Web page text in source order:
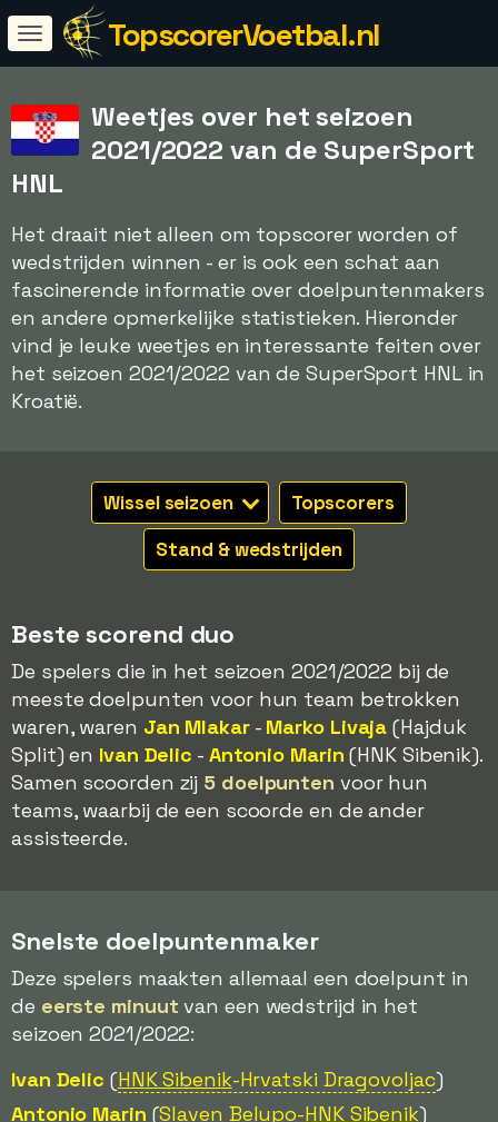
TopscorerVoetbal.nl
Weetjes over het seizoen
2021/2022 van de SuperSport
HNL
Het draait niet alleen om topscorer worden of
wedstrijden winnen - er is ook een schat aan
fascinerende informatie over doelpuntenmakers
en andere opmerkelijke statistieken. Hieronder
vind je leuke weetjes en interessante feiten over
het seizoen 2021/2022 van de SuperSport HNL in
Kroatië.
Wissel seizoen
Topscorers
Stand & wedstrijden
Beste scorend duo
De spelers die in het seizoen 2021/2022 bij de
meeste doelpunten voor hun team betrokken
waren, waren Jan Mlakar- Marko Livaja (Hajduk
Split) en Ivan Delic - Antonio Marin (HNK Sibenik).
Samen scoorden zij 5 doelpunten voor hun
teams, waarbij de een scoorde en de ander
assisteerde.
Snelste doelpuntenmaker
Deze spelers maakten allemaal een doelpunt in
de eerste minuut van een wedstrijd in het
seizoen 2021/2022:
Ivan Delic (HNK Sibenik-Hrvatski Dragovoljac)
Antonio Marin (Slaven Belupo-HNK Sibenik)